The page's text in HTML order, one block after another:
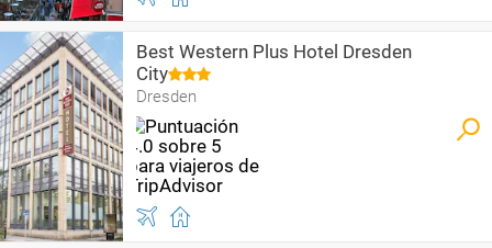
Best Western Plus Hotel Dresden
City
Dresden